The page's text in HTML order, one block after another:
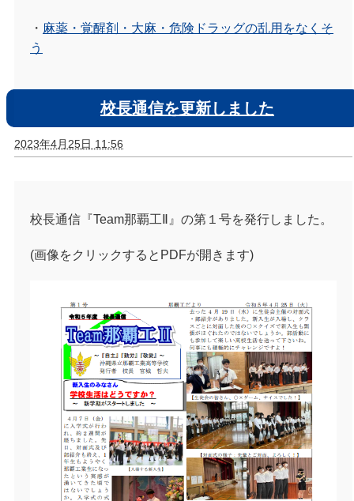
・ 麻薬・覚醒剤・大麻・危険ドラッグの乱用をなくそ
う
校長通信を更新しました
2023年4月25日 11:56
校長通信『Team那覇工Ⅱ』の第１号を発行しました。
(画像をクリックするとPDFが開きます)